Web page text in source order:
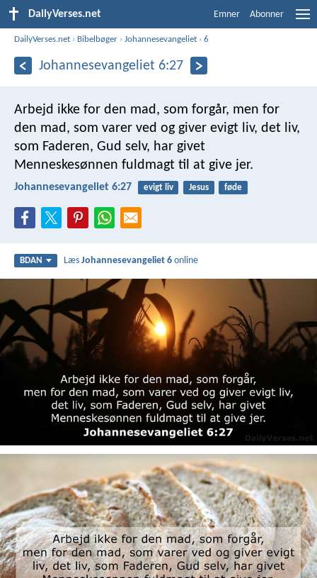
DailyVerses.net Emner Abonner
DailyVerses.net › Bibelbøger ›Johannesevangeliet ›6
Johannesevangeliet 6:27
Arbejd ikke for den mad, som forgår, men for
den mad, som varer ved og giver evigt liv, det liv,
som Faderen, Gud selv, har givet
Menneskesønnen fuldmagt til at give jer.
Johannesevangeliet 6:27 evigt liv Jesus føde
BDAN LæsJohannesevangeliet 6 online